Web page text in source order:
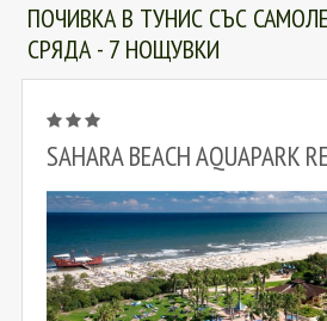
ЕКЗОТИЧНИ ПОЧИВКИ
TAILOR MADE
ЗА НАС
КОНТАКТИ
ПОЧИВКА В ТУНИС СЪС
СРЯДА - 7 НОЩУВКИ
SAHARA BEACH AQUAPARK